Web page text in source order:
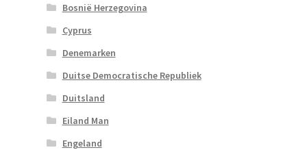
Bosnië Herzegovina
Cyprus
Denemarken
Duitse Democratische Republiek
Duitsland
Eiland Man
Engeland